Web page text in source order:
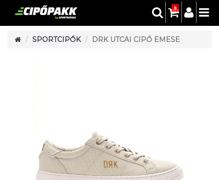
0
SPORTCIPŐK DRK UTCAI CIPŐ EMESE